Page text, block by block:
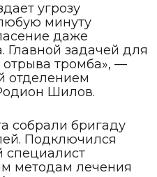
угрозу
минуту
даже
Главной задачей для
отрыва тромба», —
отделением
Шилов.
собрали бригаду
Подключился
специалист
методам лечения